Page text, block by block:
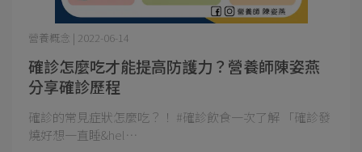
確診怎麼吃才能提高防護力？營養師陳姿燕
分享確診歷程
營養概念 | 2022-06-14
確診的常見症狀怎麼吃？！ #確診飲食一次了解 「確診發
燒好想一直睡&hel⋯